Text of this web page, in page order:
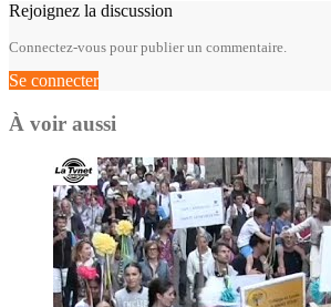
Rejoignez la discussion
Connectez-vous pour publier un commentaire.
Se connecter
À voir aussi